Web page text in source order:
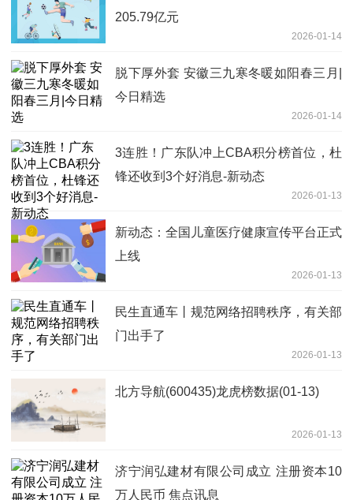
205.79亿元
2026-01-14
脱下厚外套 安徽三九寒冬暖如阳春三月|
今日精选
2026-01-14
3连胜！广东队冲上CBA积分榜首位，杜
锋还收到3个好消息-新动态
2026-01-13
新动态：全国儿童医疗健康宣传平台正式
上线
2026-01-13
民生直通车丨规范网络招聘秩序，有关部
门出手了
2026-01-13
北方导航(600435)龙虎榜数据(01-13)
2026-01-13
济宁润弘建材有限公司成立 注册资本10
万人民币 焦点讯息